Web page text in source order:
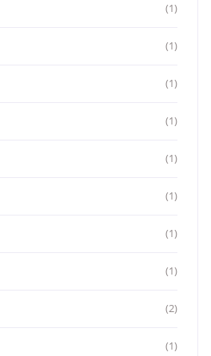
(1)
(1)
(1)
(1)
(1)
(1)
(1)
(1)
(2)
(1)